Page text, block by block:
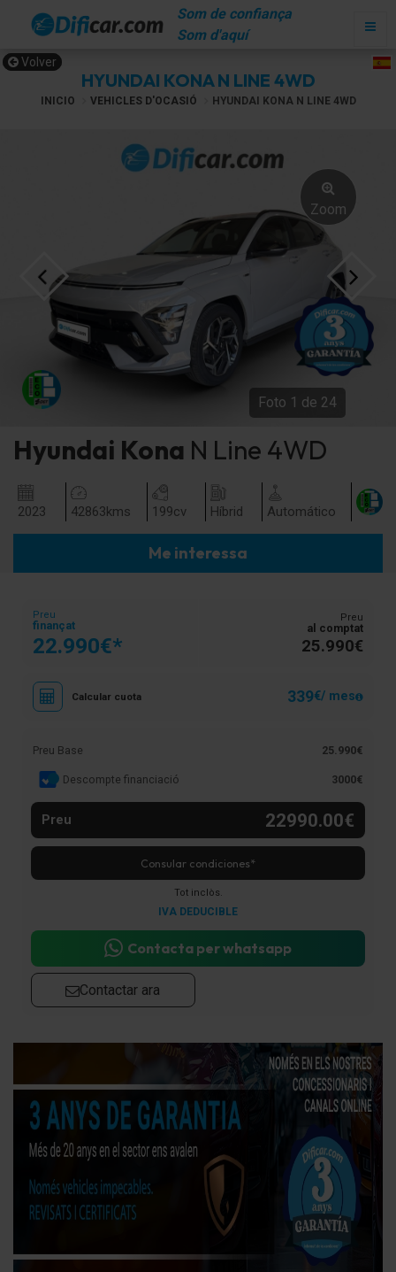
Som de confiança
Som d'aquí
HYUNDAI KONA N LINE 4WD
Volver
INICIO VEHICLES D'OCASIÓ HYUNDAI KONA N LINE 4WD
Zoom
Foto 1 de 24
Hyundai Kona N Line 4WD
2023 42863kms 199cv Híbrid Automático
Me interessa
Preu
finançat
22.990€*
Preu
al comptat
25.990€
Calcular cuota 339€/ mes
Preu Base 25.990€
Descompte financiació 3000€
Preu 22990.00€
Consular condiciones*
Tot inclòs.
IVA DEDUCIBLE
Contacta per whatsapp
Contactar ara